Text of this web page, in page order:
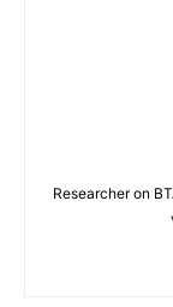
Researcher on